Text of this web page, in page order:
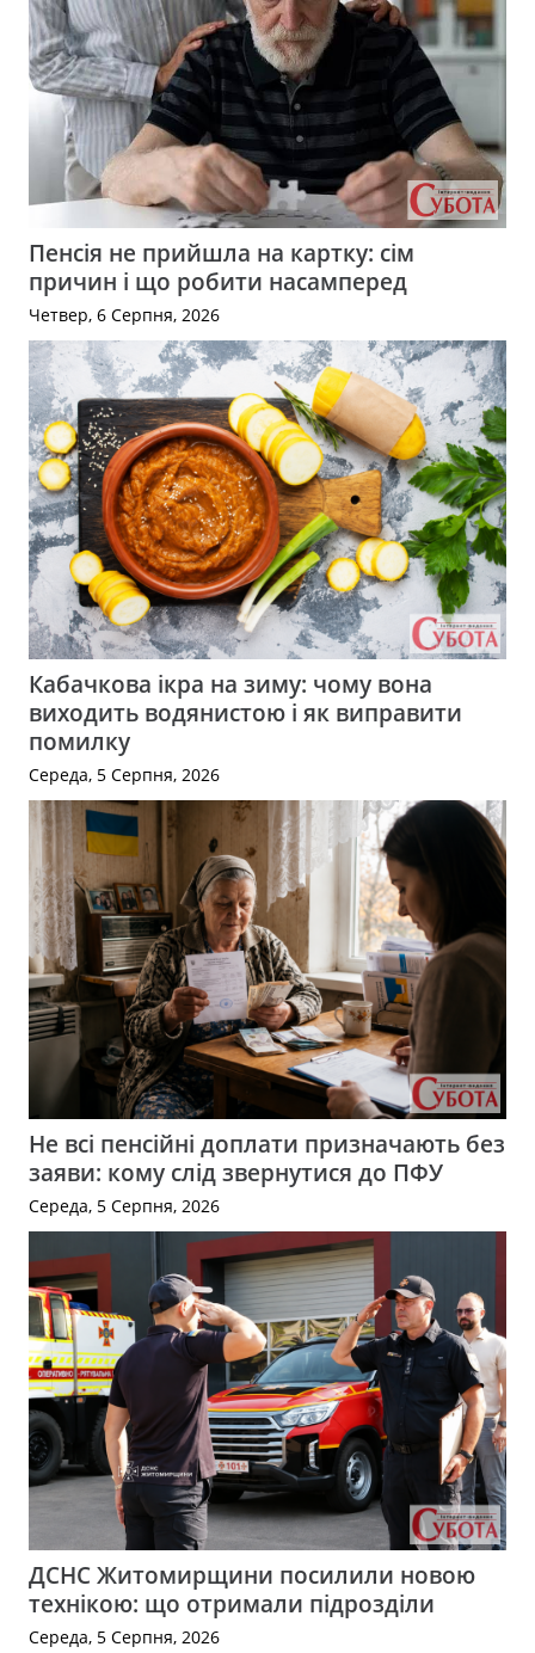
Пенсія не прийшла на картку: сім
причин і що робити насамперед
Четвер, 6 Серпня, 2026
Кабачкова ікра на зиму: чому вона
виходить водянистою і як виправити
помилку
Середа, 5 Серпня, 2026
Не всі пенсійні доплати призначають без
заяви: кому слід звернутися до ПФУ
Середа, 5 Серпня, 2026
ДСНС Житомирщини посилили новою
технікою: що отримали підрозділи
Середа, 5 Серпня, 2026